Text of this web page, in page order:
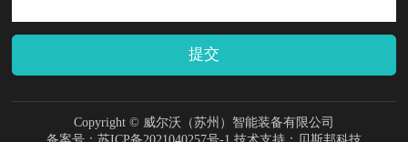
提交
Copyright © 威尔沃（苏州）智能装备有限公司